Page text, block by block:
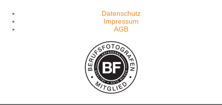
Datenschutz
Impressum
AGB